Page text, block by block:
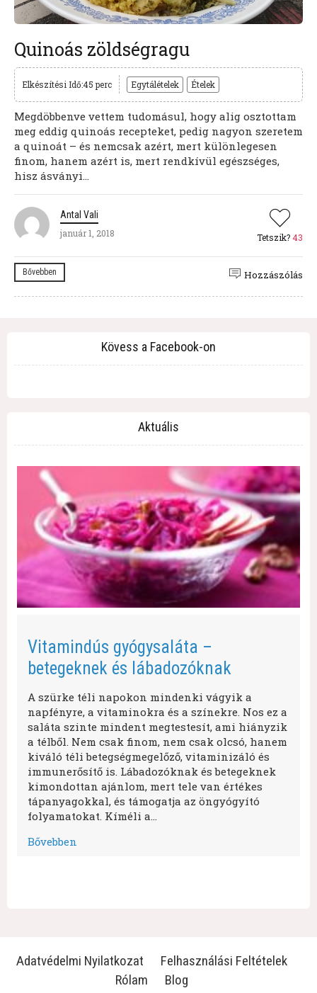
Quinoás zöldségragu
Elkészítési Idő:45 perc Egytálételek Ételek
Megdöbbenve vettem tudomásul, hogy alig osztottam
meg eddig quinoás recepteket, pedig nagyon szeretem
a quinoát – és nemcsak azért, mert különlegesen
finom, hanem azért is, mert rendkívül egészséges,
hisz ásványi...
Antal Vali
január 1, 2018
Tetszik?43
Bővebben Hozzászólás
Kövess a Facebook-on
Aktuális
Vitamindús gyógysaláta –
betegeknek és lábadozóknak
A szürke téli napokon mindenki vágyik a
napfényre, a vitaminokra és a színekre. Nos ez a
saláta szinte mindent megtestesít, ami hiányzik
a télből. Nem csak finom, nem csak olcsó, hanem
kiváló téli betegségmegelőző, vitaminizáló és
immunerősítő is. Lábadozóknak és betegeknek
kimondottan ajánlom, mert tele van értékes
tápanyagokkal, és támogatja az öngyógyító
folyamatokat. Kíméli a…
Bővebben
Adatvédelmi Nyilatkozat
Felhasználási Feltételek
Rólam
Blog